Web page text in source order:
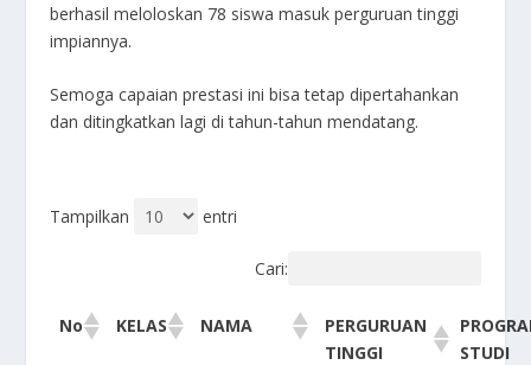
berhasil meloloskan 78 siswa masuk perguruan tinggi
impiannya.
Semoga capaian prestasi ini bisa tetap dipertahankan
dan ditingkatkan lagi di tahun-tahun mendatang.
Tampilkan entri
Cari:
No KELAS NAMA
PERGURUAN
TINGGI
STUDI